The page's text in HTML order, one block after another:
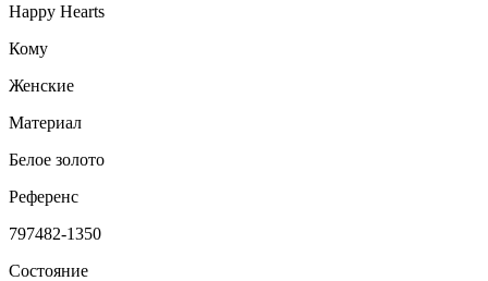
Happy Hearts
Кому
Женские
Материал
Белое золото
Референс
797482-1350
Состояние